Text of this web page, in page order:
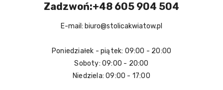
Zadzwoń:+48 605 904 504
E-mail: biuro@stolicakwiatow.pl
Poniedziałek - piątek: 09:00 - 20:00
Soboty: 09:00 - 20:00
Niedziela: 09:00 - 17:00